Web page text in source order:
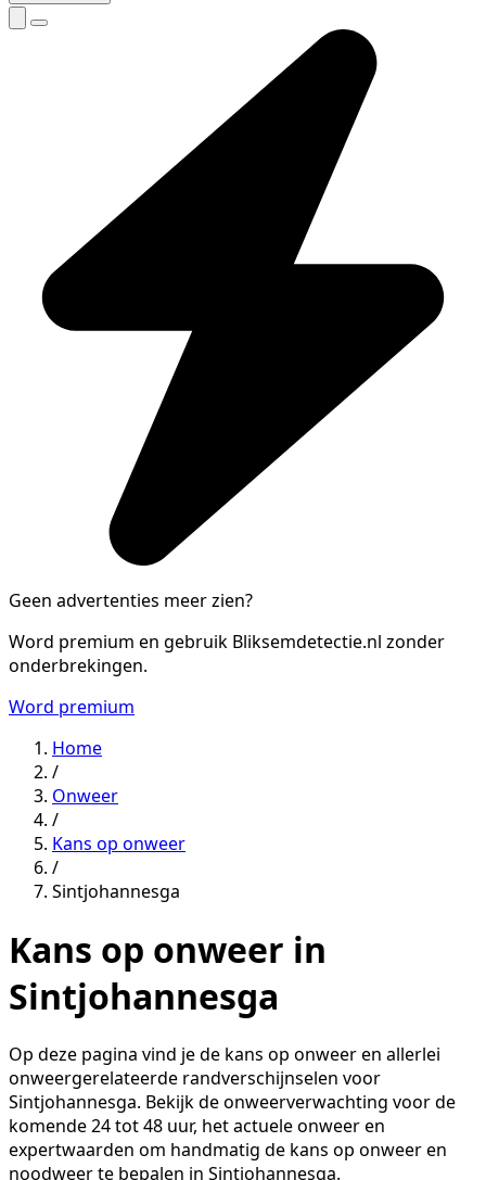
Geen advertenties meer zien?
Word premium en gebruik Bliksemdetectie.nl zonder
onderbrekingen.
Word premium
Home
/
Onweer
/
Kans op onweer
/
Sintjohannesga
Kans op onweer in
Sintjohannesga
Op deze pagina vind je de kans op onweer en allerlei
onweergerelateerde randverschijnselen voor
Sintjohannesga. Bekijk de onweerverwachting voor de
komende 24 tot 48 uur, het actuele onweer en
expertwaarden om handmatig de kans op onweer en
noodweer te bepalen in Sintjohannesga.